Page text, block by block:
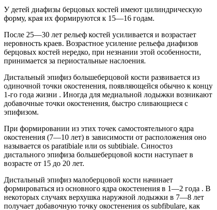
У детей диафизы берцовых костей имеют цилиндрическую
форму, края их формируются к 15—16 годам.
После 25—30 лет рельеф костей усиливается и возрастает
неровность краев. Возрастное усиление рельефа диафизов
берцовых костей нередко, при незнании этой особенности,
принимается за периостальные наслоения.
Дистальный эпифиз большеберцовой кости развивается из
одиночной точки окостенения, появляющейся обычно к концу
1-го года жизни . Иногда для медиальной лодыжки возникают
добавочные точки окостенения, быстро сливающиеся с
эпифизом.
При формировании из этих точек самостоятельного ядра
окостенения (7—10 лет) в зависимости от расположения оно
называется os paratibiale или os subtibiale. Синостоз
дистального эпифиза большеберцовой кости наступает в
возрасте от 15 до 20 лет.
Дистальный эпифиз малоберцовой кости начинает
формироваться из основного ядра окостенения в 1—2 года . В
некоторых случаях верхушка наружной лодыжки в 7—8 лет
получает добавочную точку окостенения os subfibulare, как